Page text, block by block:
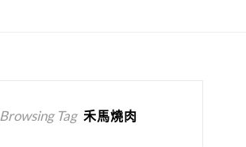
Browsing Tag 禾馬燒肉